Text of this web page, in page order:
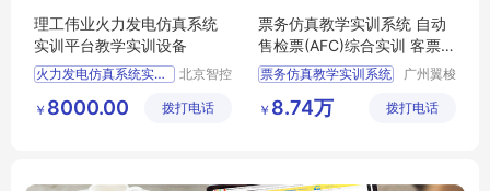
理工伟业火力发电仿真系统
实训平台教学实训设备
火力发电仿真系统实训平台
火力发电仿真系统实训设备
北京智控
科教设备
￥ 8000.00 拨打电话
票务仿真教学实训系统 自动
售检票(AFC)综合实训 客票系
统相关设备
票务仿真教学实训系统
综合实训
广州翼梭
有限公司
￥ 8.74万 拨打电话